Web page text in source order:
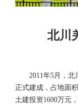
北川
2011年5月，
正式建成，占地面
土建投资1600万元